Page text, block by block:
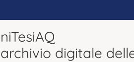
digitale